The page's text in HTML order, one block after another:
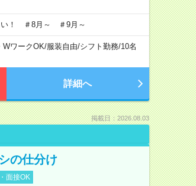
い！ ＃8月～ ＃9月～
WワークOK/服装自由/シフト勤務/10名
詳細へ
掲載日：2026.08.03
の仕分け
面接OK